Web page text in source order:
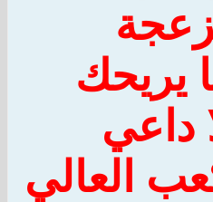
يريحك
داعي
العالي